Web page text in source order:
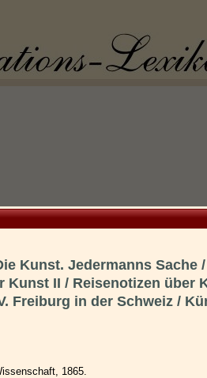
Kunst. Jedermanns Sache
Kunst II / Reisenotizen über
Freiburg in der Schweiz /
1865.